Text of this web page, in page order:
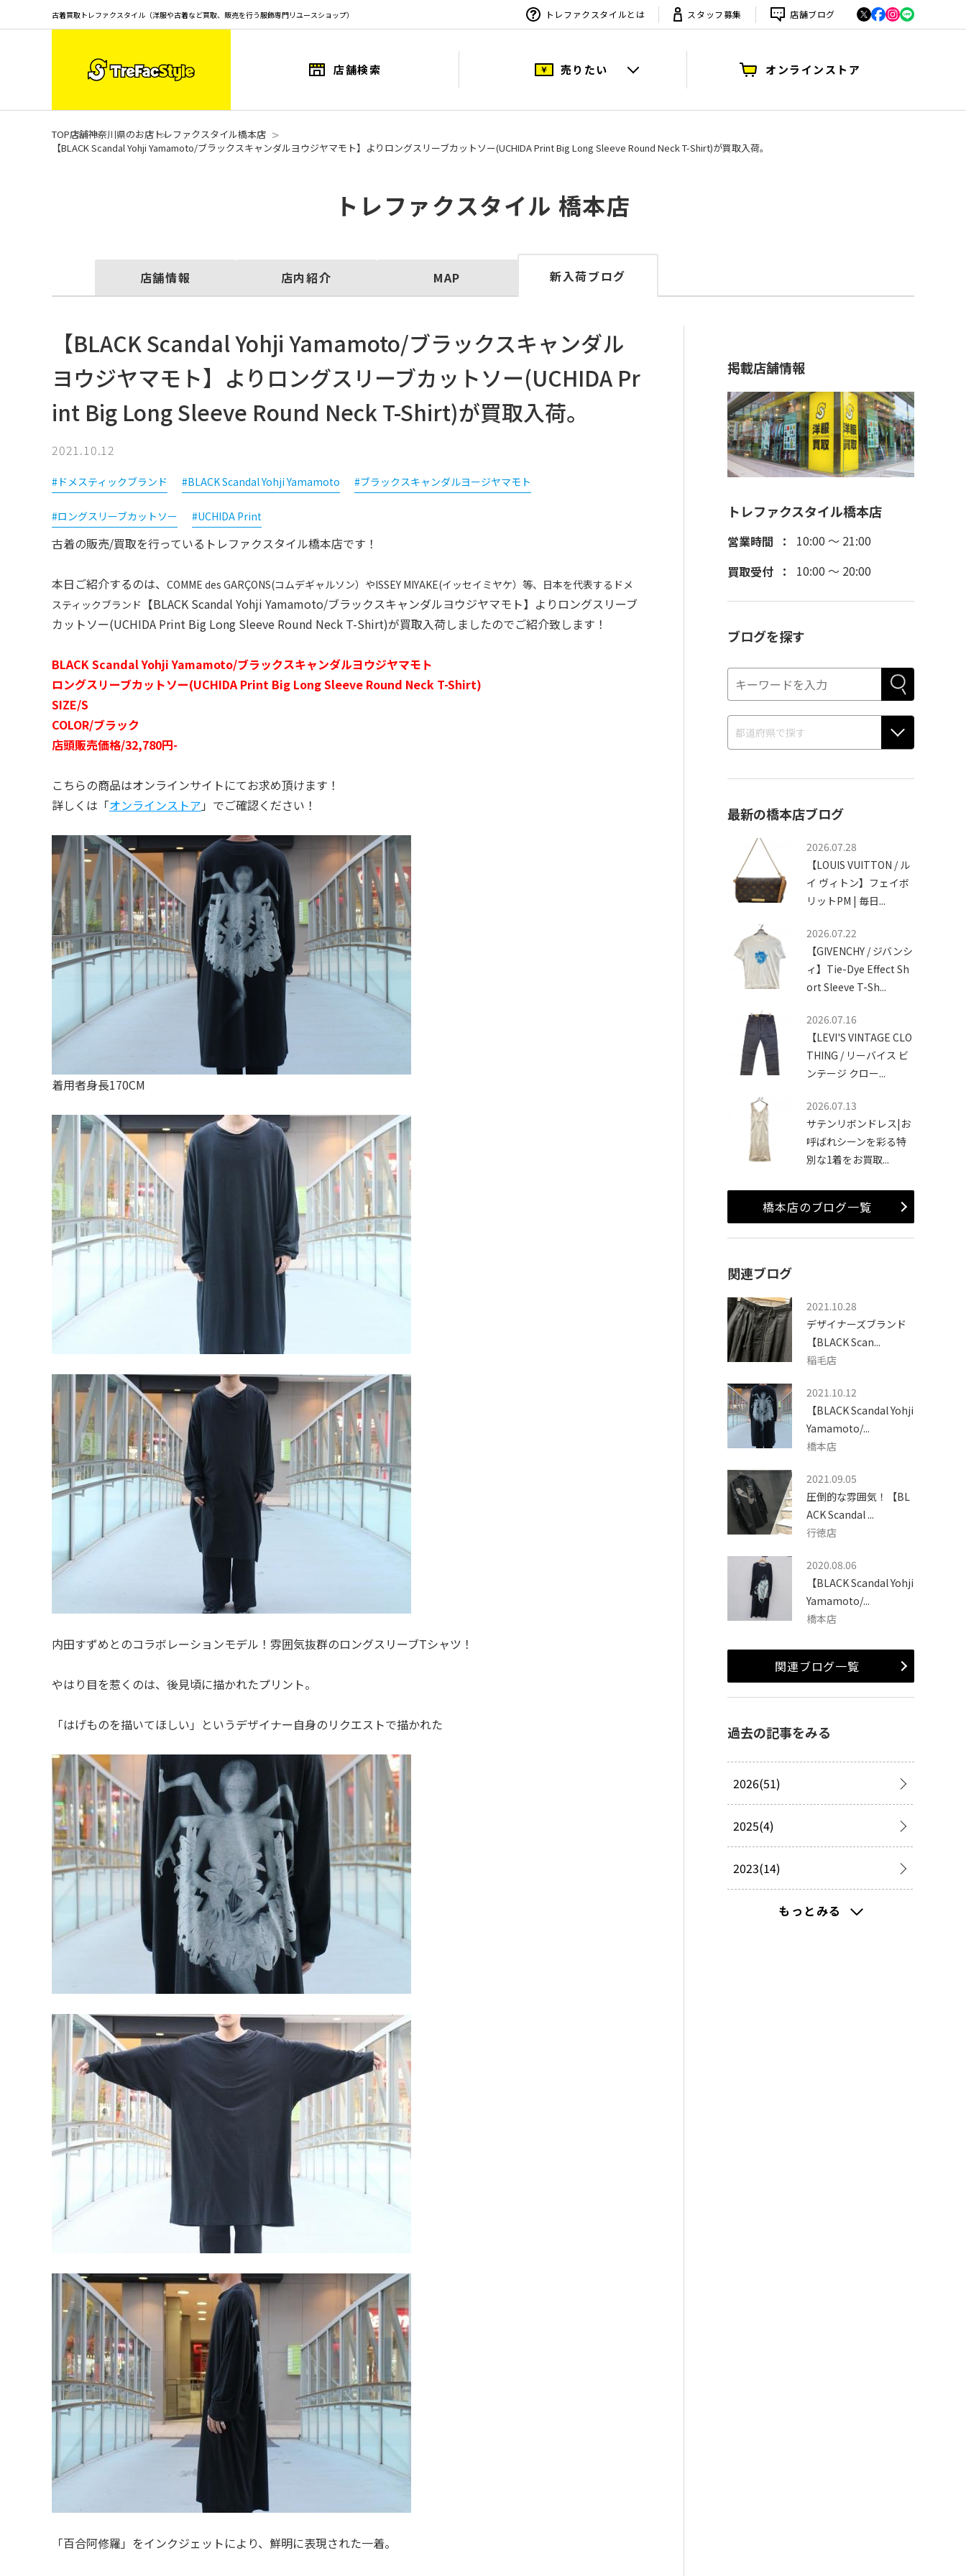
古着買取トレファクスタイル（洋服や古着など買取、販売を行う服飾専門リユースショップ） トレファクスタイルとは スタッフ募集 店舗ブログ
店舗検索 売りたい オンラインストア
TOP店舗神奈川県のお店 トレファクスタイル橋本店
【BLACK Scandal Yohji Yamamoto/ブラックスキャンダルヨウジヤマモト】よりロングスリーブカットソー(UCHIDA Print Big Long Sleeve Round Neck T-Shirt)が買取入荷。
トレファクスタイル 橋本店
店舗情報 店内紹介 MAP 新入荷ブログ
【BLACK Scandal Yohji Yamamoto/ブラックスキャンダル
ヨウジヤマモト】よりロングスリーブカットソー(UCHIDA Pr
int Big Long Sleeve Round Neck T-Shirt)が買取入荷。
2021.10.12
#ドメスティックブランド #BLACK Scandal Yohji Yamamoto #ブラックスキャンダルヨージヤマモト
#ロングスリーブカットソー #UCHIDA Print
古着の販売/買取を行っているトレファクスタイル橋本店です！
本日ご紹介するのは、 COMME des GARÇONS(コムデギャルソン）やISSEY MIYAKE(イッセイミヤケ）等、日本を代表するドメ
スティックブランド 【BLACK Scandal Yohji Yamamoto/ブラックスキャンダルヨウジヤマモト】よりロングスリーブ
カットソー(UCHIDA Print Big Long Sleeve Round Neck T-Shirt)が買取入荷しましたのでご紹介致します！
BLACK Scandal Yohji Yamamoto/ブラックスキャンダルヨウジヤマモト
ロングスリーブカットソー(UCHIDA Print Big Long Sleeve Round Neck T-Shirt)
SIZE/S
COLOR/ブラック
店頭販売価格/32,780円-
こちらの商品はオンラインサイトにてお求め頂けます！
詳しくは「オンラインストア 」でご確認ください！
着用者身長170CM
内田すずめとのコラボレーションモデル！雰囲気抜群のロングスリーブTシャツ！
やはり目を惹くのは、後見頃に描かれたプリント。
「はげものを描いてほしい」というデザイナー自身のリクエストで描かれた
「百合阿修羅」をインクジェットにより、鮮明に表現された一着。
掲載店舗情報
トレファクスタイル橋本店
営業時間
10:00 ～ 21:00
買取受付
10:00 ～ 20:00
ブログを探す
最新の橋本店ブログ
2026.07.28
【LOUIS VUITTON / ル
イ ヴィトン】フェイボ
リットPM | 毎日...
2026.07.22
【GIVENCHY / ジバンシ
ィ】Tie-Dye Effect Sh
ort Sleeve T-Sh...
2026.07.16
【LEVI'S VINTAGE CLO
THING / リーバイス ビ
ンテージ クロー...
2026.07.13
サテンリボンドレス|お
呼ばれシーンを彩る特
別な1着をお買取...
橋本店のブログ一覧
関連ブログ
2021.10.28
デザイナーズブランド
【BLACK Scan...
稲毛店
2021.10.12
【BLACK Scandal Yohji
Yamamoto/...
橋本店
2021.09.05
圧倒的な雰囲気！【BL
ACK Scandal ...
行徳店
2020.08.06
【BLACK Scandal Yohji
Yamamoto/...
橋本店
関連ブログ一覧
過去の記事をみる
2026(51)
2025(4)
2023(14)
2022(43)もっとみる